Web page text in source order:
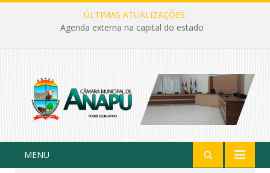
ÚLTIMAS ATUALIZAÇÕES:
Agenda externa na capital do estado
MENU